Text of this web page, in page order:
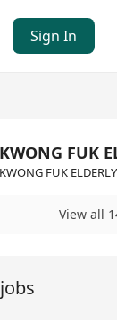
Sign In
View all